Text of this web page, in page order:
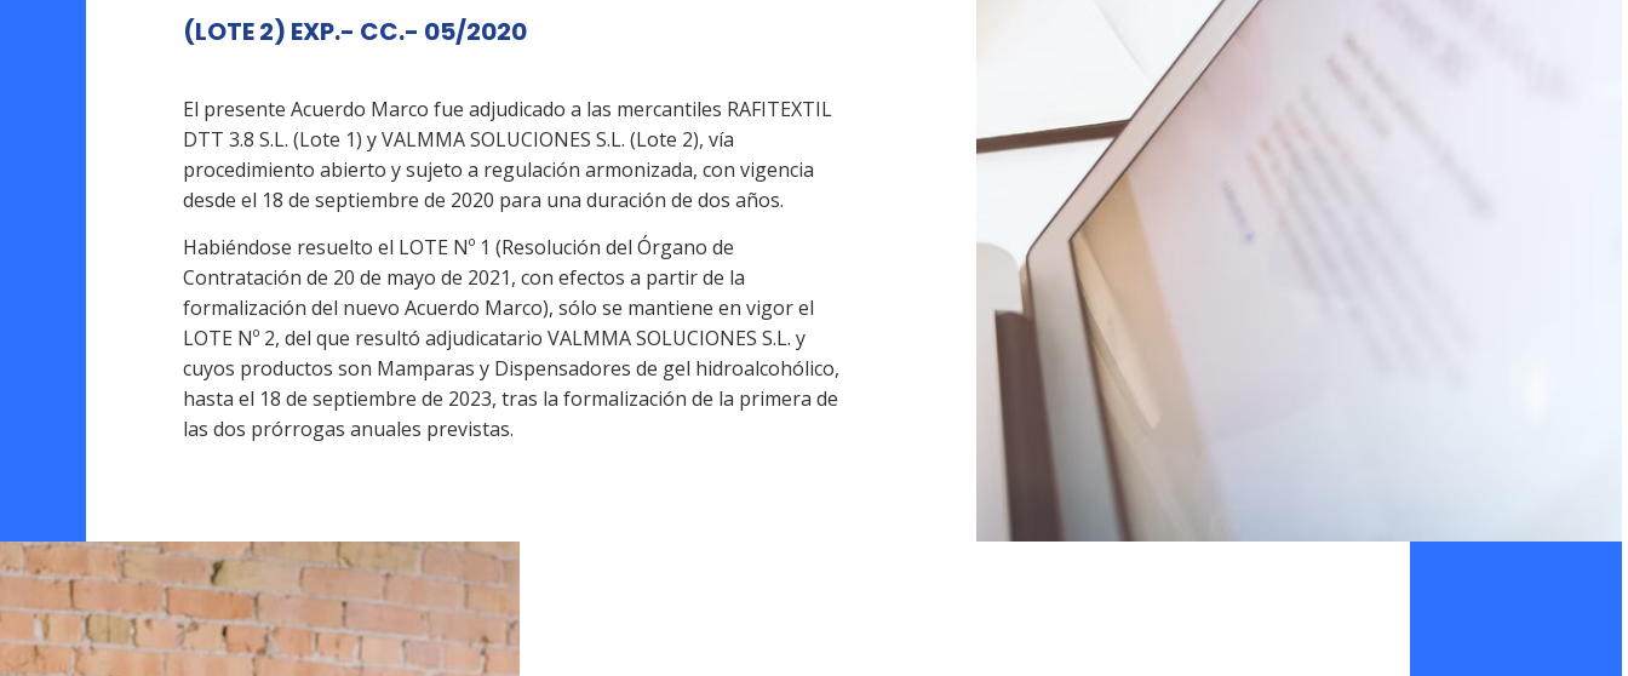
(LOTE 2) EXP.- CC.- 05/2020
El presente Acuerdo Marco fue adjudicado a las mercantiles RAFITEXTIL
DTT 3.8 S.L. (Lote 1) y VALMMA SOLUCIONES S.L. (Lote 2), vía
procedimiento abierto y sujeto a regulación armonizada, con vigencia
desde el 18 de septiembre de 2020 para una duración de dos años.
Habiéndose resuelto el LOTE Nº 1 (Resolución del Órgano de
Contratación de 20 de mayo de 2021, con efectos a partir de la
formalización del nuevo Acuerdo Marco), sólo se mantiene en vigor el
LOTE Nº 2, del que resultó adjudicatario VALMMA SOLUCIONES S.L. y
cuyos productos son Mamparas y Dispensadores de gel hidroalcohólico,
hasta el 18 de septiembre de 2023, tras la formalización de la primera de
las dos prórrogas anuales previstas.